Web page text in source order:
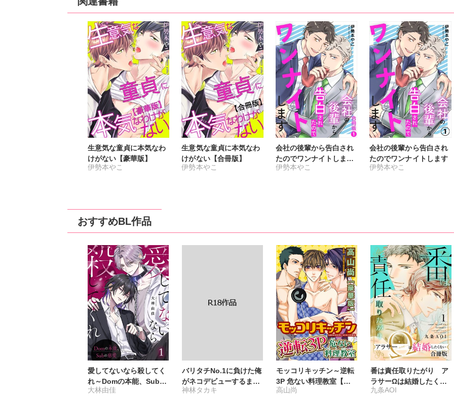
生意気な童貞に本気なわ
けがない【豪華版】
伊勢本やこ
生意気な童貞に本気なわ
けがない【合冊版】
伊勢本やこ
会社の後輩から告白され
たのでワンナイトします
【合冊版】
伊勢本やこ
会社の後輩から告白され
たのでワンナイトします
伊勢本やこ
おすすめBL作品
愛してないなら殺してく
れ～Domの本能、Subの
慈愛～
大林由佳
バリタチNo.1に負けた俺
がネコデビューするまで
【R18単行本版】2【電
神林タカキ
モッコリキッチン～逆転
3P 危ない料理教室【豪
華版】
高山尚
番は責任取りたがり ア
ラサーΩは結婚したくな
い【合冊版】
九条AOI